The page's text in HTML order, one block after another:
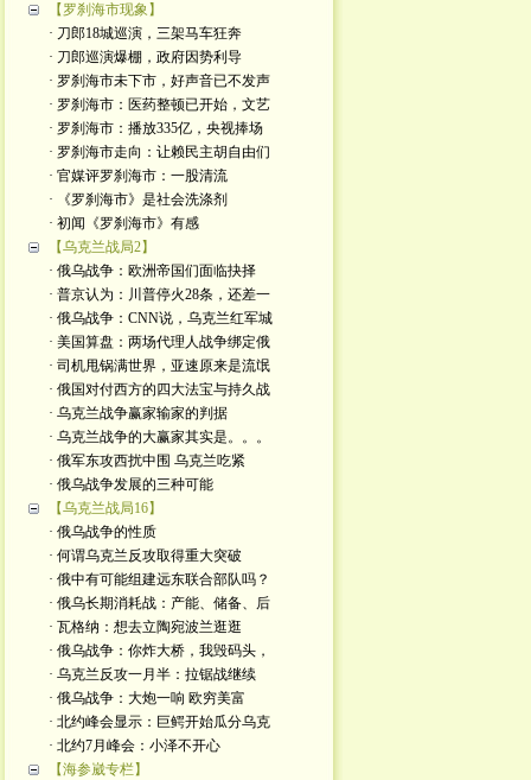
【罗刹海市现象】
· 刀郎18城巡演，三架马车狂奔
· 刀郎巡演爆棚，政府因势利导
· 罗刹海市未下市，好声音已不发声
· 罗刹海市：医药整顿已开始，文艺
· 罗刹海市：播放335亿，央视捧场
· 罗刹海市走向：让赖民主胡自由们
· 官媒评罗刹海市：一股清流
· 《罗刹海市》是社会洗涤剂
· 初闻《罗刹海市》有感
【乌克兰战局2】
· 俄乌战争：欧洲帝国们面临抉择
· 普京认为：川普停火28条，还差一
· 俄乌战争：CNN说，乌克兰红军城
· 美国算盘：两场代理人战争绑定俄
· 司机甩锅满世界，亚速原来是流氓
· 俄国对付西方的四大法宝与持久战
· 乌克兰战争赢家输家的判据
· 乌克兰战争的大赢家其实是。。。
· 俄军东攻西扰中围 乌克兰吃紧
· 俄乌战争发展的三种可能
【乌克兰战局16】
· 俄乌战争的性质
· 何谓乌克兰反攻取得重大突破
· 俄中有可能组建远东联合部队吗？
· 俄乌长期消耗战：产能、储备、后
· 瓦格纳：想去立陶宛波兰逛逛
· 俄乌战争：你炸大桥，我毁码头，
· 乌克兰反攻一月半：拉锯战继续
· 俄乌战争：大炮一响 欧穷美富
· 北约峰会显示：巨鳄开始瓜分乌克
· 北约7月峰会：小泽不开心
【海参崴专栏】